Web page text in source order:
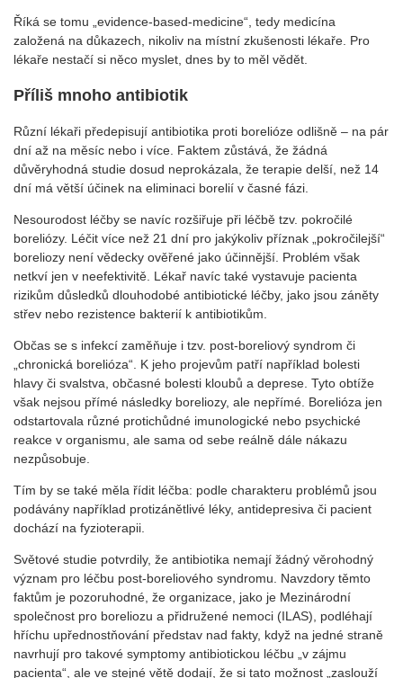
Říká se tomu „evidence-based-medicine“, tedy medicína
založená na důkazech, nikoliv na místní zkušenosti lékaře. Pro
lékaře nestačí si něco myslet, dnes by to měl vědět.
Příliš mnoho antibiotik
Různí lékaři předepisují antibiotika proti borelióze odlišně – na pár
dní až na měsíc nebo i více. Faktem zůstává, že žádná
důvěryhodná studie dosud neprokázala, že terapie delší, než 14
dní má větší účinek na eliminaci borelií v časné fázi.
Nesourodost léčby se navíc rozšiřuje při léčbě tzv. pokročilé
boreliózy. Léčit více než 21 dní pro jakýkoliv příznak „pokročilejší“
boreliozy není vědecky ověřené jako účinnější. Problém však
netkví jen v neefektivitě. Lékař navíc také vystavuje pacienta
rizikům důsledků dlouhodobé antibiotické léčby, jako jsou záněty
střev nebo rezistence bakterií k antibiotikům.
Občas se s infekcí zaměňuje i tzv. post-boreliový syndrom či
„chronická borelióza“. K jeho projevům patří například bolesti
hlavy či svalstva, občasné bolesti kloubů a deprese. Tyto obtíže
však nejsou přímé následky boreliozy, ale nepřímé. Borelióza jen
odstartovala různé protichůdné imunologické nebo psychické
reakce v organismu, ale sama od sebe reálně dále nákazu
nezpůsobuje.
Tím by se také měla řídit léčba: podle charakteru problémů jsou
podávány například protizánětlivé léky, antidepresiva či pacient
dochází na fyzioterapii.
Světové studie potvrdily, že antibiotika nemají žádný věrohodný
význam pro léčbu post-boreliového syndromu. Navzdory těmto
faktům je pozoruhodné, že organizace, jako je Mezinárodní
společnost pro boreliozu a přidružené nemoci (ILAS), podléhají
hříchu upřednostňování představ nad fakty, když na jedné straně
navrhují pro takové symptomy antibiotickou léčbu „v zájmu
pacienta“, ale ve stejné větě dodají, že si tato možnost „zaslouží